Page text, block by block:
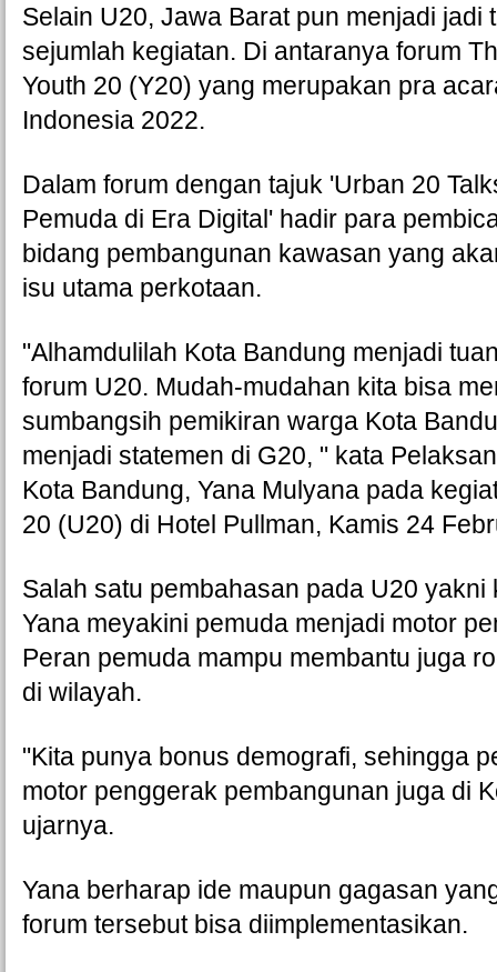
Selain U20, Jawa Barat pun menjadi jadi
sejumlah kegiatan. Di antaranya forum
Youth 20 (Y20) yang merupakan pra
Indonesia 2022.
Dalam forum dengan tajuk 'Urban 20
Pemuda di Era Digital' hadir para
bidang pembangunan kawasan yang
isu utama perkotaan.
"Alhamdulilah Kota Bandung menjadi
forum U20. Mudah-mudahan kita bisa
sumbangsih pemikiran warga Kota
menjadi statemen di G20, " kata
Kota Bandung, Yana Mulyana pada
20 (U20) di Hotel Pullman, Kamis 24
Salah satu pembahasan pada U20 yakni
Yana meyakini pemuda menjadi motor
Peran pemuda mampu membantu juga
di wilayah.
"Kita punya bonus demografi, sehingga
motor penggerak pembangunan juga di
ujarnya.
Yana berharap ide maupun gagasan
forum tersebut bisa diimplementasikan.